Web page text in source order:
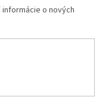
o nových